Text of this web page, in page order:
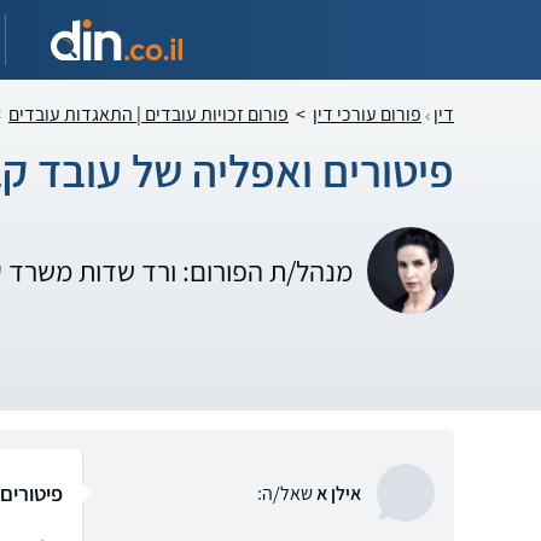
דין פורום עורכי דין > פורום זכויות עובדים | התאגדות עובדים
פיטורים ואפליה של עובד
מנהל/ת הפורום: ורד שדות
אילן אשאל/ה: